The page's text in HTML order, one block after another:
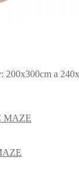
a